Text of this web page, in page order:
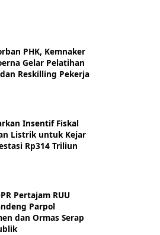
PHK, Kemnaker
Gelar Pelatihan
Reskilling Pekerja
Insentif Fiskal
Listrik untuk Kejar
Rp314 Triliun
Pertajam RUU
Parpol
dan Ormas Serap